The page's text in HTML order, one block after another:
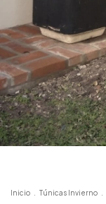
Inicio Túnicas Invierno